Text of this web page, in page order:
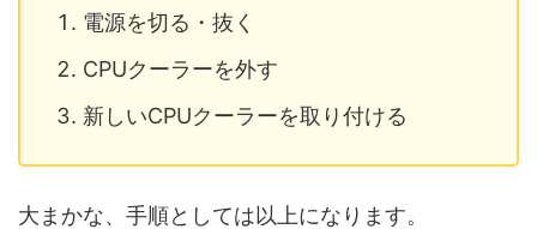
電源を切る・抜く
CPUクーラーを外す
新しいCPUクーラーを取り付ける
大まかな、手順としては以上になります。